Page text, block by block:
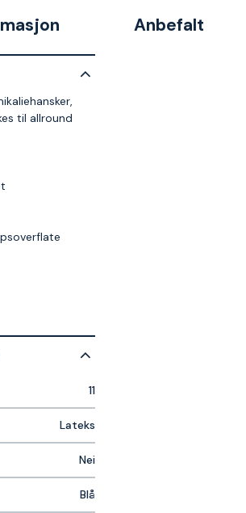
til allround
11
Lateks
Nei
Blå
Anbefalt